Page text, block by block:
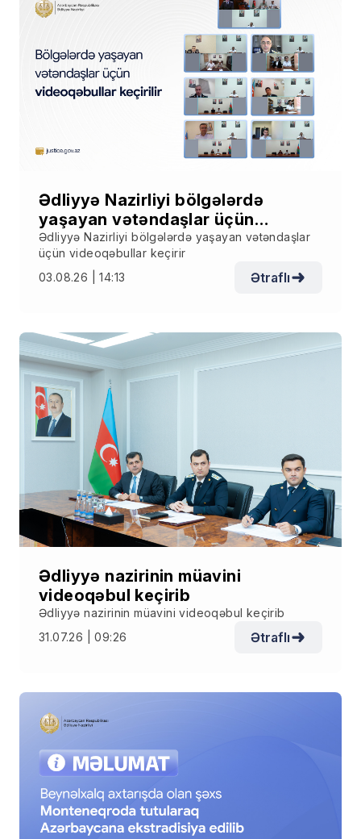
Ədliyyə Nazirliyi bölgələrdə
yaşayan vətəndaşlar üçün
videoqəbullar keçirir
Ədliyyə Nazirliyi bölgələrdə yaşayan vətəndaşlar
üçün videoqəbullar keçirir
03.08.26 | 14:13
Ətraflı
Ədliyyə nazirinin müavini
videoqəbul keçirib
Ədliyyə nazirinin müavini videoqəbul keçirib
31.07.26 | 09:26
Ətraflı